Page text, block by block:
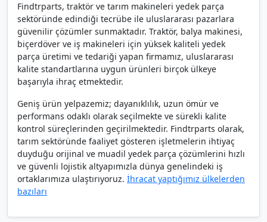
Findtrparts, traktör ve tarım makineleri yedek parça
sektöründe edindiği tecrübe ile uluslararası pazarlara
güvenilir çözümler sunmaktadır. Traktör, balya makinesi,
biçerdöver ve iş makineleri için yüksek kaliteli yedek
parça üretimi ve tedariği yapan firmamız, uluslararası
kalite standartlarına uygun ürünleri birçok ülkeye
başarıyla ihraç etmektedir.
Geniş ürün yelpazemiz; dayanıklılık, uzun ömür ve
performans odaklı olarak seçilmekte ve sürekli kalite
kontrol süreçlerinden geçirilmektedir. Findtrparts olarak,
tarım sektöründe faaliyet gösteren işletmelerin ihtiyaç
duyduğu orijinal ve muadil yedek parça çözümlerini hızlı
ve güvenli lojistik altyapımızla dünya genelindeki iş
ortaklarımıza ulaştırıyoruz. İhracat yaptığımız ülkelerden
bazıları